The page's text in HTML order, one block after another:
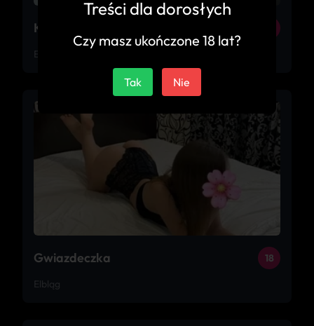
Kamilka
Elbląg
Gwiazdeczka 18
Elbląg
Treści dla dorosłych
Czy masz ukończone 18 lat?
Tak Nie